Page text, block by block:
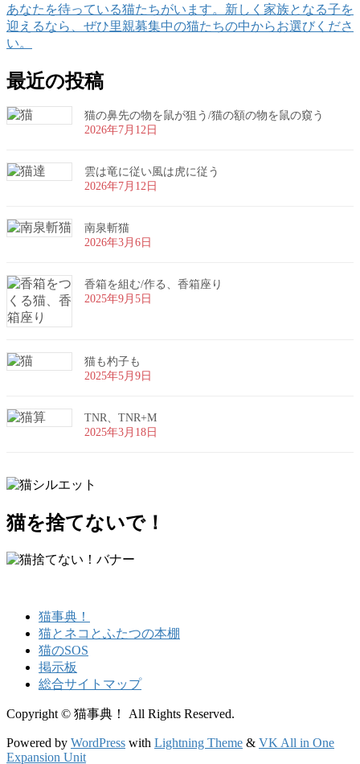
あなたを待っている猫たちがいます。新しく家族となる子を
迎えるなら、ぜひ里親募集中の猫たちの中からお選びくださ
い。
最近の投稿
猫の鼻先の物を鼠が狙う/猫の額の物を鼠の窺う
2026年7月12日
雲は竜に従い風は虎に従う
2026年7月12日
南泉斬猫
2026年3月6日
香箱を組む/作る、香箱座り
2025年9月5日
猫も杓子も
2025年5月9日
TNR、TNR+M
2025年3月18日
猫を捨てないで！
猫事典！
猫とネコとふたつの本棚
猫のSOS
掲示板
総合サイトマップ
Copyright © 猫事典！ All Rights Reserved.
Powered by WordPress with Lightning Theme & VK All in One
Expansion Unit